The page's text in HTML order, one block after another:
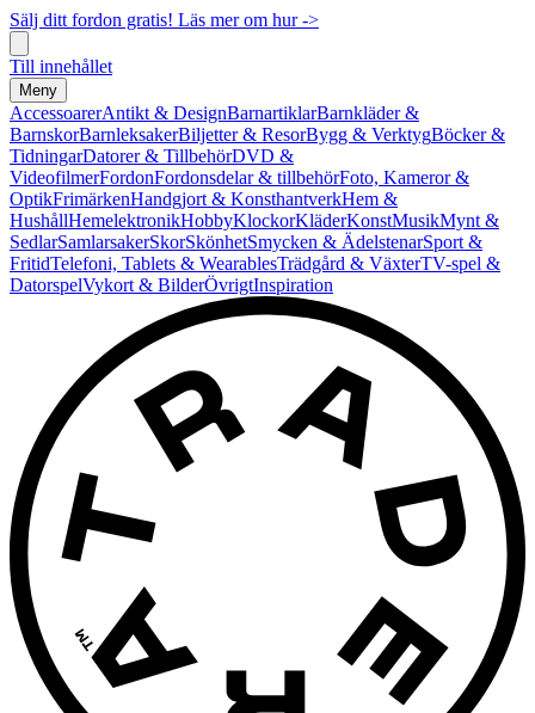
Sälj ditt fordon gratis! Läs mer om hur ->
Till innehållet
Meny
AccessoarerAntikt & DesignBarnartiklarBarnkläder &
BarnskorBarnleksakerBiljetter & ResorBygg & VerktygBöcker &
TidningarDatorer & TillbehörDVD &
VideofilmerFordonFordonsdelar & tillbehörFoto, Kameror &
OptikFrimärkenHandgjort & KonsthantverkHem &
HushållHemelektronikHobbyKlockorKläderKonstMusikMynt &
SedlarSamlarsakerSkorSkönhetSmycken & ÄdelstenarSport &
FritidTelefoni, Tablets & WearablesTrädgård & VäxterTV-spel &
DatorspelVykort & BilderÖvrigtInspiration